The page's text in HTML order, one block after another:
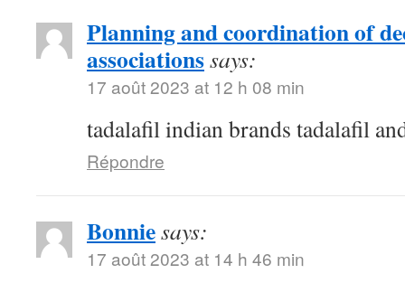
Planning and coordination of
associationssays:
17 août 2023 at 12 h 08 min
tadalafil indian brands tadalafil
Répondre
Bonniesays:
17 août 2023 at 14 h 46 min